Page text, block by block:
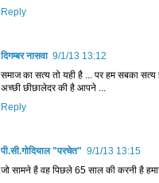
Reply
दिगम्बर नासवा 9/1/13 13:12
समाज का सत्य तो यही है ... पर हम सबका
अच्छी छीछालेदर की है आपने ...
Reply
पी.सी.गोदियाल "परचेत" 9/1/13 13:15
जो सामने है वह पिछले 65 साल की करनी है